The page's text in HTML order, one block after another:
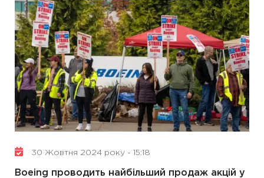
30 Жовтня 2024 року - 15:18
Boeing проводить найбільший продаж акцій у